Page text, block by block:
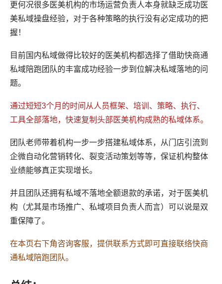
更何况很多医美机构的市场运营负责人本身就缺乏成功医
美私域操盘经验，对于各种策略的执行没有必定成功的把
握！
目前国内私域做得比较好的医美机构都选择了借助快商通
私域陪跑团队的丰富成功经验一步到位解决私域落地的问
题。
通过短短3个月的时间从人员框架、培训、策略、执行、
工具全部落地，快速复制头部医美机构成熟的私域体系。
团队老师带着机构一步一步搭建私域体系，从门店引流到
企微自动化营销转化、裂变活动策划等等，保证机构整体
业绩能够真正实现增长。
并且团队还拥有私域不落地全额退款的承诺，对于医美机
构（尤其是市场推广、私域项目负责人而言）可以说是双
重保障了。
在本页右下角咨询客服，提供联系方式即可直接联络快商
通私域陪跑团队。